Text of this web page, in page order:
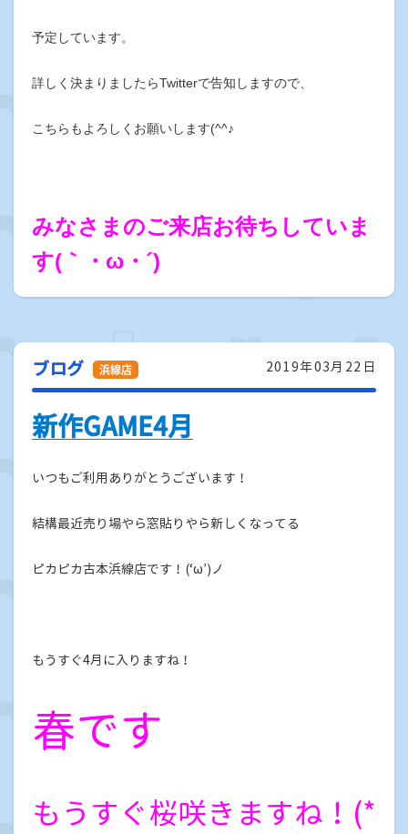
予定しています。
詳しく決まりましたらTwitterで告知しますので、
こちらもよろしくお願いします(^^♪
みなさまのご来店お待ちしていま
す(｀・ω・´)
2019年03月22日
ブログ
新作GAME4月
いつもご利用ありがとうございます！
結構最近売り場やら窓貼りやら新しくなってる
ピカピカ古本浜線店です！(‘ω’)ノ
もうすぐ4月に入りますね！
春です
もうすぐ桜咲きますね！(*